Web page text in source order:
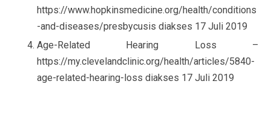
https://www.hopkinsmedicine.org/health/conditions
-and-diseases/presbycusis diakses 17 Juli 2019
Age-Related Hearing Loss –
https://my.clevelandclinic.org/health/articles/5840-
age-related-hearing-loss diakses 17 Juli 2019